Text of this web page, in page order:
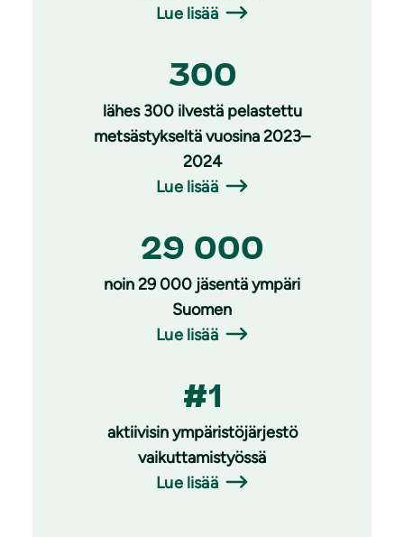
Lue lisää
300
lähes 300 ilvestä pelastettu
metsästykseltä vuosina 2023–
2024
Lue lisää
29 000
noin 29 000 jäsentä ympäri
Suomen
Lue lisää
#1
aktiivisin ympäristöjärjestö
vaikuttamistyössä
Lue lisää